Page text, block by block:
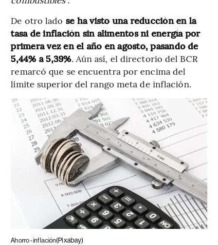
De otro lado se ha visto una reducción en la
tasa de inflación sin alimentos ni energía por
primera vez en el año en agosto, pasando de
5,44% a 5,39%. Aún así, el directorio del BCR
remarcó que se encuentra por encima del
límite superior del rango meta de inflación.
Ahorro - inflación(Pixabay)